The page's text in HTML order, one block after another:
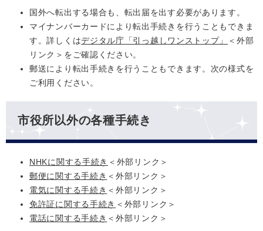
国外へ転出する場合も、転出届を出す必要があります。
マイナンバーカードにより転出手続きを行うこともできま
す。詳しくはデジタル庁「引っ越しワンストップ」
＜外部
リンク＞ をご確認ください。
郵送により転出手続きを行うこともできます。次の様式を
ご利用ください。
市役所以外の各種手続き
NHKに関する手続き ＜外部リンク＞
郵便に関する手続き ＜外部リンク＞
電気に関する手続き ＜外部リンク＞
免許証に関する手続き ＜外部リンク＞
電話に関する手続き ＜外部リンク＞